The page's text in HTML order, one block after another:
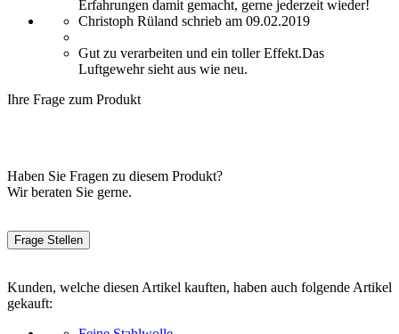
Erfahrungen damit gemacht, gerne jederzeit wieder!
Christoph Rüland schrieb am 09.02.2019
Gut zu verarbeiten und ein toller Effekt.Das
Luftgewehr sieht aus wie neu.
Ihre Frage zum Produkt
Haben Sie Fragen zu diesem Produkt?
Wir beraten Sie gerne.
Frage Stellen
Kunden, welche diesen Artikel kauften, haben auch folgende Artikel
gekauft: